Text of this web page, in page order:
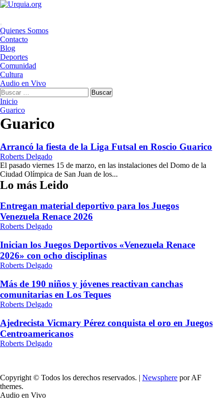
Saltar
Menú
principal
Quienes Somos
Contacto
Blog
Deportes
Comunidad
Cultura
Audio en Vivo
Buscar:
Inicio
Guarico
Guarico
Arrancó la fiesta de la Liga Futsal en Roscio Guarico
Roberts Delgado
El pasado viernes 15 de marzo, en las instalaciones del Domo de la
Ciudad Olímpica de San Juan de los...
Lo más Leido
Entregan material deportivo para los Juegos
Venezuela Renace 2026
Roberts Delgado
Inician los Juegos Deportivos «Venezuela Renace
2026» con ocho disciplinas
Roberts Delgado
Más de 190 niños y jóvenes reactivan canchas
comunitarias en Los Teques
Roberts Delgado
Ajedrecista Vicmary Pérez conquista el oro en Juegos
Centroamericanos
Roberts Delgado
Copyright © Todos los derechos reservados. | Newsphere por AF
themes.
Audio en Vivo